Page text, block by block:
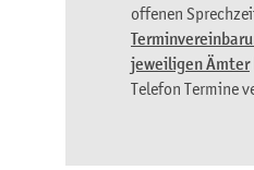
offenen
jeweiligen Ämter
Telefon Termine